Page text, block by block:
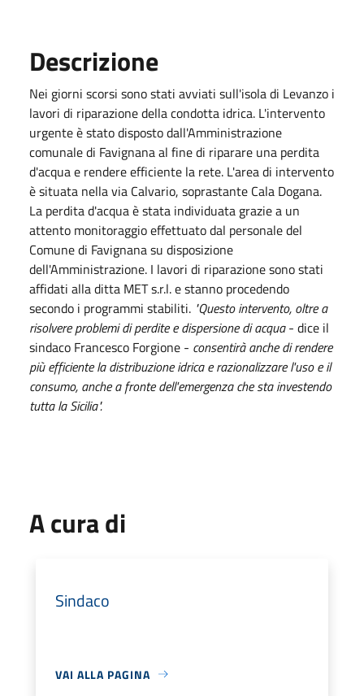
Descrizione
Nei giorni scorsi sono stati avviati sull'isola di Levanzo i
lavori di riparazione della condotta idrica. L'intervento
urgente è stato disposto dall'Amministrazione
comunale di Favignana al fine di riparare una perdita
d'acqua e rendere efficiente la rete. L'area di intervento
è situata nella via Calvario, soprastante Cala Dogana.
La perdita d'acqua è stata individuata grazie a un
attento monitoraggio effettuato dal personale del
Comune di Favignana su disposizione
dell'Amministrazione. I lavori di riparazione sono stati
affidati alla ditta MET s.r.l. e stanno procedendo
secondo i programmi stabiliti. "Questo intervento, oltre a
risolvere problemi di perdite e dispersione di acqua- dice il
sindaco Francesco Forgione - consentirà anche di rendere
più efficiente la distribuzione idrica e razionalizzare l'uso e il
consumo, anche a fronte dell'emergenza che sta investendo
tutta la Sicilia".
A cura di
Sindaco
VAI ALLA PAGINA